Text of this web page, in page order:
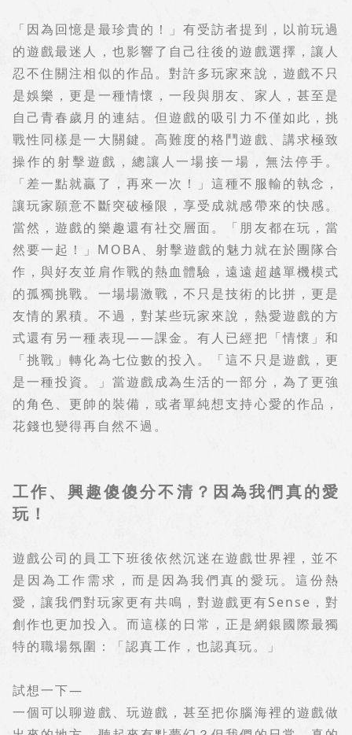
「因為回憶是最珍貴的！」有受訪者提到，以前玩過
的遊戲最迷人，也影響了自己往後的遊戲選擇，讓人
忍不住關注相似的作品。對許多玩家來說，遊戲不只
是娛樂，更是一種情懷，一段與朋友、家人，甚至是
自己青春歲月的連結。但遊戲的吸引力不僅如此，挑
戰性同樣是一大關鍵。高難度的格鬥遊戲、講求極致
操作的射擊遊戲，總讓人一場接一場，無法停手。
「差一點就贏了，再來一次！」這種不服輸的執念，
讓玩家願意不斷突破極限，享受成就感帶來的快感。
當然，遊戲的樂趣還有社交層面。「朋友都在玩，當
然要一起！」 MOBA、射擊遊戲的魅力就在於團隊合
作，與好友並肩作戰的熱血體驗，遠遠超越單機模式
的孤獨挑戰。一場場激戰，不只是技術的比拼，更是
友情的累積。不過，對某些玩家來說，熱愛遊戲的方
式還有另一種表現——課金。有人已經把「情懷」和
「挑戰」轉化為七位數的投入。「這不只是遊戲，更
是一種投資。」當遊戲成為生活的一部分，為了更強
的角色、更帥的裝備，或者單純想支持心愛的作品，
花錢也變得再自然不過。
工作、興趣傻傻分不清？因為我們真的愛
玩！
遊戲公司的員工下班後依然沉迷在遊戲世界裡，並不
是因為工作需求，而是因為我們真的愛玩。這份熱
愛，讓我們對玩家更有共鳴，對遊戲更有Sense ，對
創作也更加投入。而這樣的日常，正是網銀國際最獨
特的職場氛圍：「認真工作，也認真玩。」
試想一下—
一個可以聊遊戲、玩遊戲，甚至把你腦海裡的遊戲做